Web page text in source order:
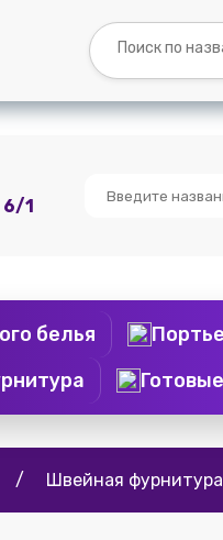
6/1
белья
/ Швейная фурнитура